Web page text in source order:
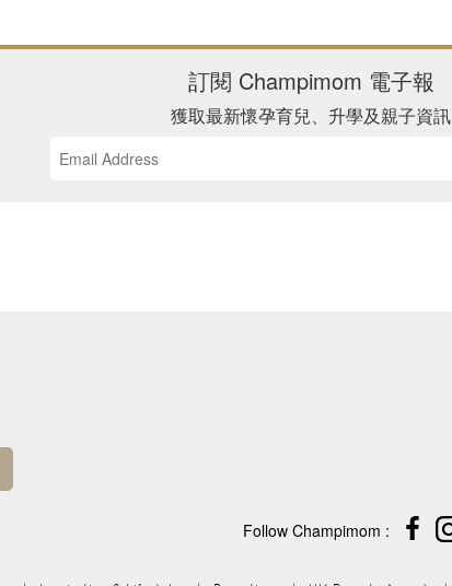
訂閱 Champimom 電子報
獲取最新懷孕育兒、升學及親子資訊
Follow Champimom :